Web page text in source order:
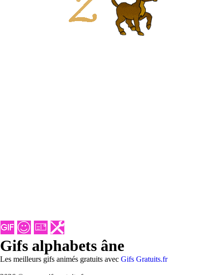
Gifs alphabets âne
Les meilleurs gifs animés gratuits avec Gifs Gratuits.fr